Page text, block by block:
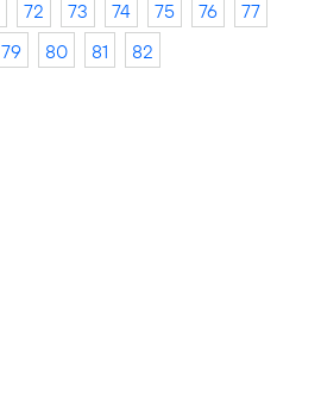
72 73 74 75 76
77
79 80 81 82